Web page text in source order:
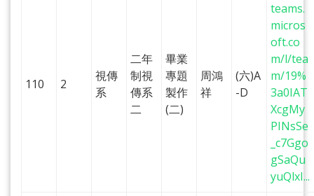
110 2
視傳
系
二年
制視
傳系
二
畢業
專題
製作
(二)
周鴻
祥
(六)A
-D
teams.
micros
oft.co
m/l/tea
m/19%
3a0IAT
XcgMy
PINsSe
_c7Ggo
gSaQu
yuQlxI...